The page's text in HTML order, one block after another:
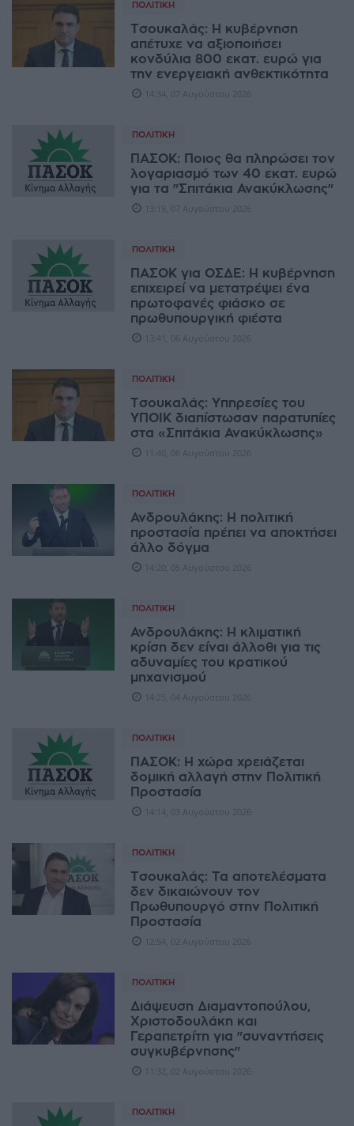
ΠΟΛΙΤΙΚΉ
Τσουκαλάς: Η κυβέρνηση
απέτυχε να αξιοποιήσει
κονδύλια 800 εκατ. ευρώ για
την ενεργειακή ανθεκτικότητα
14:34, 07 Αυγούστου 2026
ΠΟΛΙΤΙΚΉ
ΠΑΣΟΚ: Ποιος θα πληρώσει τον
λογαριασμό των 40 εκατ. ευρώ
για τα "Σπιτάκια Ανακύκλωσης"
13:19, 07 Αυγούστου 2026
ΠΟΛΙΤΙΚΉ
ΠΑΣΟΚ για ΟΣΔΕ: Η κυβέρνηση
επιχειρεί να μετατρέψει ένα
πρωτοφανές φιάσκο σε
πρωθυπουργική φιέστα
13:41, 06 Αυγούστου 2026
ΠΟΛΙΤΙΚΉ
Τσουκαλάς: Υπηρεσίες του
ΥΠΟΙΚ διαπίστωσαν παρατυπίες
στα «Σπιτάκια Ανακύκλωσης»
11:40, 06 Αυγούστου 2026
ΠΟΛΙΤΙΚΉ
Ανδρουλάκης: Η πολιτική
προστασία πρέπει να αποκτήσει
άλλο δόγμα
14:20, 05 Αυγούστου 2026
ΠΟΛΙΤΙΚΉ
Ανδρουλάκης: Η κλιματική
κρίση δεν είναι άλλοθι για τις
αδυναμίες του κρατικού
μηχανισμού
14:25, 04 Αυγούστου 2026
ΠΟΛΙΤΙΚΉ
ΠΑΣΟΚ: Η χώρα χρειάζεται
δομική αλλαγή στην Πολιτική
Προστασία
14:14, 03 Αυγούστου 2026
ΠΟΛΙΤΙΚΉ
Τσουκαλάς: Τα αποτελέσματα
δεν δικαιώνουν τον
Πρωθυπουργό στην Πολιτική
Προστασία
12:54, 02 Αυγούστου 2026
ΠΟΛΙΤΙΚΉ
Διάψευση Διαμαντοπούλου,
Χριστοδουλάκη και
Γεραπετρίτη για "συναντήσεις
συγκυβέρνησης"
11:32, 02 Αυγούστου 2026
ΠΟΛΙΤΙΚΉ